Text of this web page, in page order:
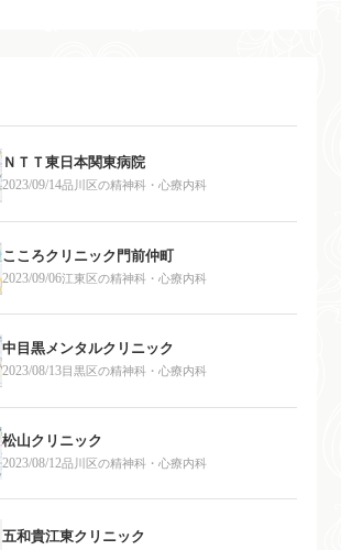
ＮＴＴ東日本関東病院
2023/09/14品川区の精神科・心療内科
こころクリニック門前仲町
2023/09/06江東区の精神科・心療内科
中目黒メンタルクリニック
2023/08/13目黒区の精神科・心療内科
松山クリニック
2023/08/12品川区の精神科・心療内科
五和貴江東クリニック